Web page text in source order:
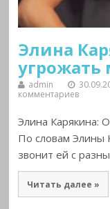
Элина
угрожать
admin
комментариев
Элина Карякина:
По словам Элины
звонит ей с
Читать далее »